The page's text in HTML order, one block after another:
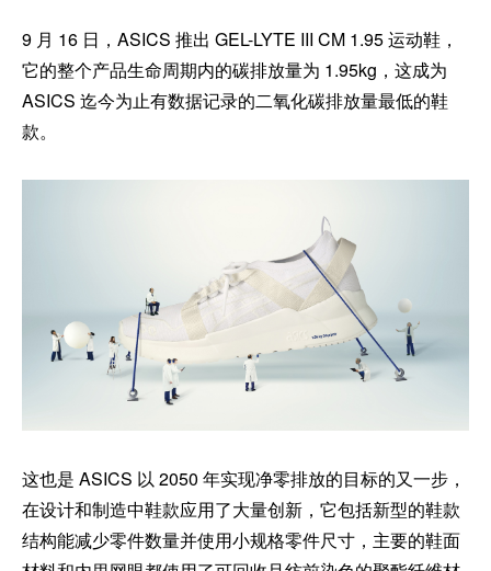
9 月 16 日，ASICS 推出 GEL-LYTE III CM 1.95 运动鞋，
它的整个产品生命周期内的碳排放量为 1.95kg，这成为
ASICS 迄今为止有数据记录的二氧化碳排放量最低的鞋
款。
这也是 ASICS 以 2050 年实现净零排放的目标的又一步，
在设计和制造中鞋款应用了大量创新，它包括新型的鞋款
结构能减少零件数量并使用小规格零件尺寸，主要的鞋面